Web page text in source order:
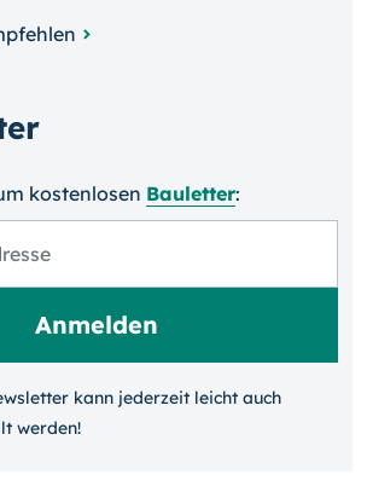
kosten­losen Bauletter:
kann jeder­zeit leicht auch
werden!